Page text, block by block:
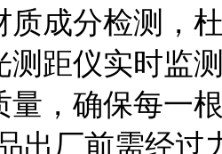
质成分检测，
测距仪实时监
量，确保每一
出厂前需经